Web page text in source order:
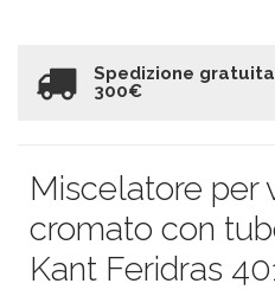
Spedizione
300€
Miscelatore per
cromato con
Kant Feridras